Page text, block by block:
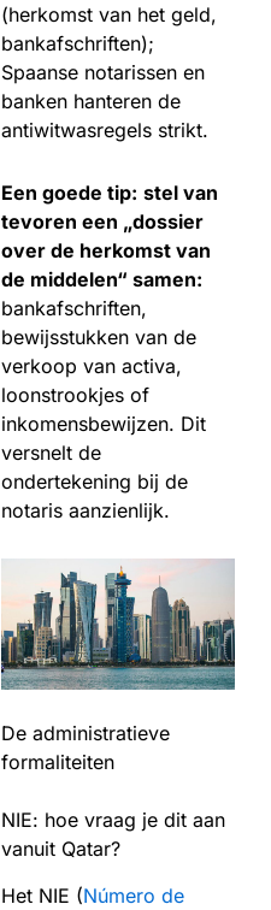
(herkomst van het geld,
bankafschriften);
Spaanse notarissen en
banken hanteren de
antiwitwasregels strikt.
Een goede tip: stel van
tevoren een „dossier
over de herkomst van
de middelen“ samen:
bankafschriften,
bewijsstukken van de
verkoop van activa,
loonstrookjes of
inkomensbewijzen. Dit
versnelt de
ondertekening bij de
notaris aanzienlijk.
De administratieve
formaliteiten
NIE: hoe vraag je dit aan
vanuit Qatar?
Het NIE (Número de